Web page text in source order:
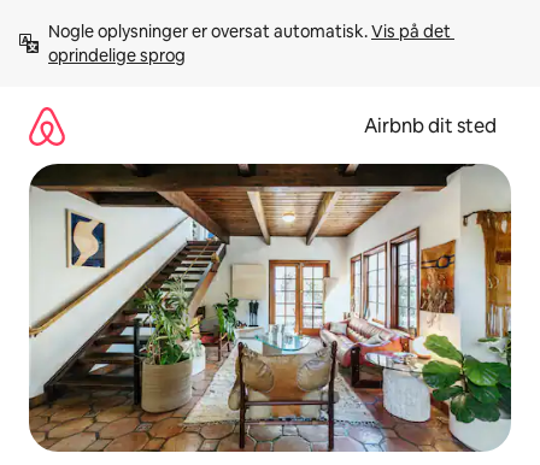
videre
Nogle oplysninger er oversat automatisk. Vis på det
oprindelige sprog
Airbnb dit sted